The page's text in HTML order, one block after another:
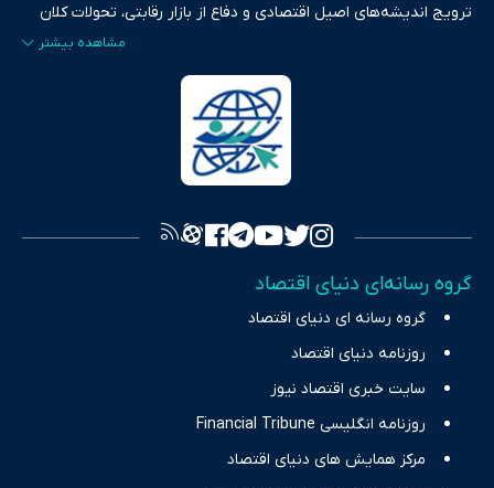
ترویج اندیشه‌های اصیل اقتصادی و دفاع از بازار رقابتی، تحولات کلان
ایران و جهان را در قالب‌های ویدیو، پادکست، متن و گزارش‌های تحلیلی
پایش می‌کند. این رسانه به عنوان منبعی دقیق و قابل اعتماد، فراتر از
اطلاع‌رسانی صرف، به تبیین سیاست‌ها و کارکردهای بازارهای مالی،
سرمایه‌گذاری، تجارت و حوزه‌های نوظهور می‌پردازد. اکوایران با پایبندی
به اصول «انصاف، امانت و صداقت»، بستری برای انعکاس آراء متنوع
تصویری شفاف از واقعیت‌های اقتصادی ارائه دهد. ما در اکوایران با
چالش‌های فقر و بیکاری را جست‌وجو کرده و در کنار تحلیل آمارها،
نیازهای خبری مخاطبان در حوزه‌های اثرگذار بر اقتصاد را با رویکردی
حرفه‌ای و روزآمد پوشش می‌دهیم.
گروه رسانه‌ای دنیای اقتصاد
گروه رسانه ای دنیای اقتصاد
روزنامه دنیای اقتصاد
سایت خبری اقتصاد نیوز
روزنامه انگلیسی Financial Tribune
مرکز همایش های دنیای اقتصاد